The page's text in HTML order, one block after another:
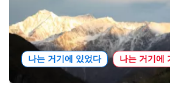
나는 거기에 있었다 나는 거기에